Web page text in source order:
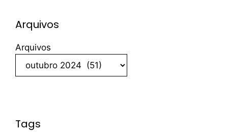
Arquivos
Arquivos
Tags